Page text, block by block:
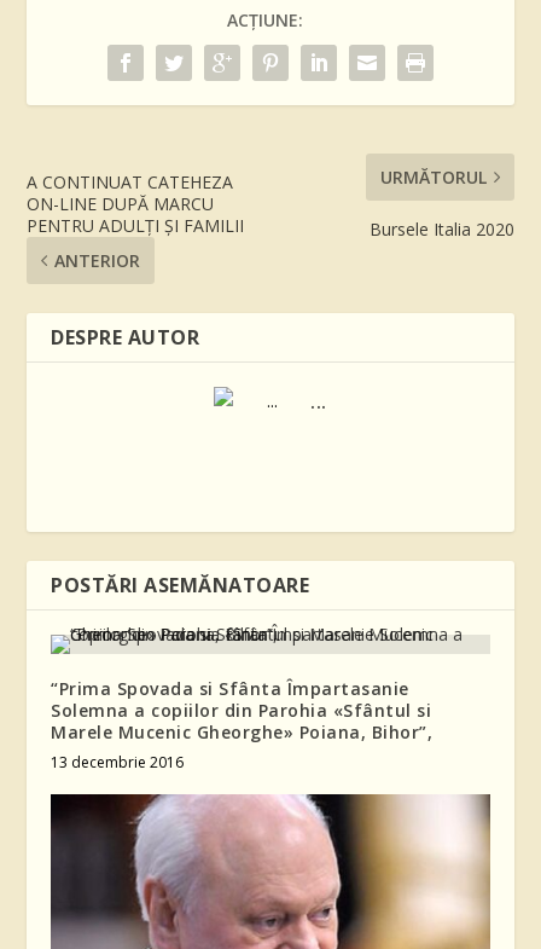
ACȚIUNE:
A CONTINUAT CATEHEZA
ON-LINE DUPĂ MARCU
PENTRU ADULŢI ŞI FAMILII
ANTERIOR
URMĂTORUL
Bursele Italia 2020
DESPRE AUTOR
...
POSTĂRI ASEMĂNATOARE
“Prima Spovada si Sfânta Împartasanie
Solemna a copiilor din Parohia «Sfântul si
Marele Mucenic Gheorghe» Poiana, Bihor”,
13 decembrie 2016